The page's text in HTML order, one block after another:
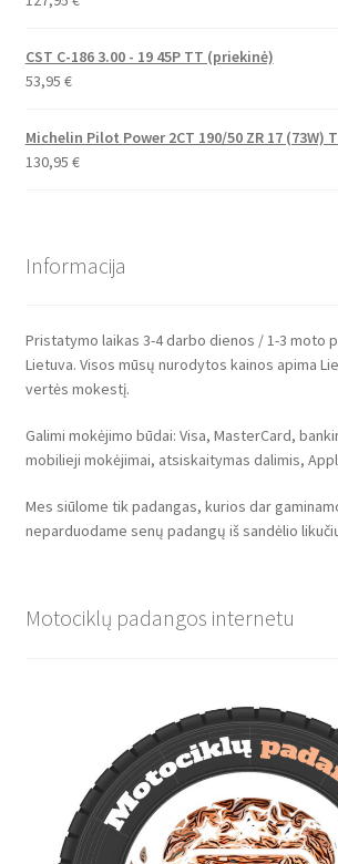
CST C-186 3.00 - 19 45P TT (priekinė)
53,95 €
Michelin Pilot Power 2CT 190/50 ZR 17 (73W)
130,95 €
Informacija
Pristatymo laikas 3-4 darbo dienos / 1-3 moto
Lietuva. Visos mūsų nurodytos kainos apima
vertės mokestį.
Galimi mokėjimo būdai: Visa, MasterCard,
mobilieji mokėjimai, atsiskaitymas dalimis,
Mes siūlome tik padangas, kurios dar
neparduodame senų padangų iš sandėlio
Motociklų padangos internetu